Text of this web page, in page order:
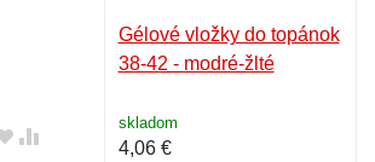
Gélové vložky do topánok
38-42 - modré-žlté
skladom
4,06€